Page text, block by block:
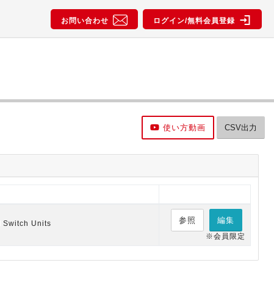
お問い合わせ ログイン/無料会員登録
使い方動画 CSV出力
Switch Units
参照 編集
※会員限定